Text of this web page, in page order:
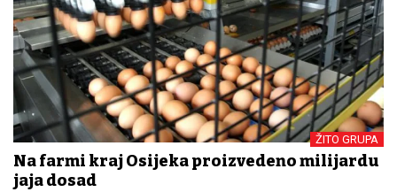
ŽITO GRUPA
Na farmi kraj Osijeka proizvedeno milijardu
jaja dosad